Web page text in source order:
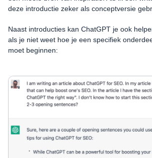
deze introductie zeker als conceptversie
Naast introducties kan ChatGPT je ook
als je niet weet hoe je een specifiek
moet beginnen: